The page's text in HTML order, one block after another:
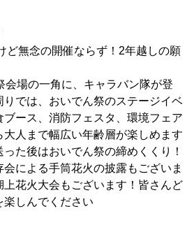
ど無念の開催ならず！2年越しの願
会場の一角に、キャラバン隊が登
では、おいでん祭のステージイベ
ブース、消防フェスタ、環境フェア
人まで幅広い年齢層が楽しめます
った後はおいでん祭の締めくくり！
による手筒花火の披露もございま
花火大会もございます！皆さんど
楽しんでください